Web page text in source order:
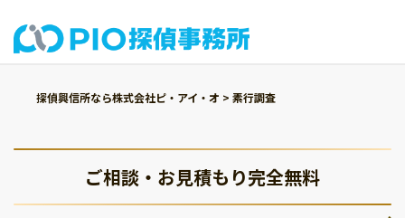
探偵興信所なら株式会社ピ・アイ・オ > 素行調査
ご相談・お見積もり完全無料